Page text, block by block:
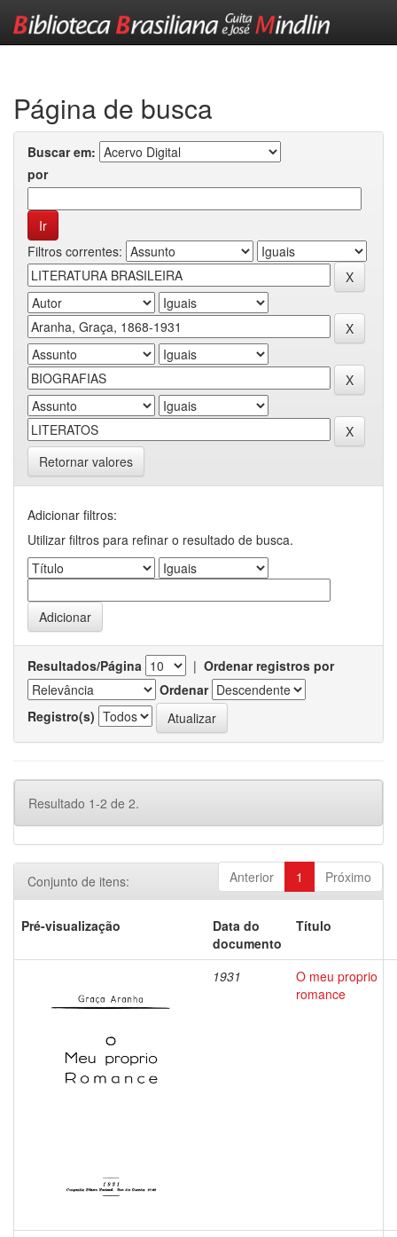
Página de busca
Buscar em:
por
Filtros correntes:
Retornar valores
Adicionar filtros:
Utilizar filtros para refinar o resultado de busca.
Resultados/Página | Ordenar registros por
Ordenar
Registro(s)
Resultado 1-2 de 2.
Anterior 1 Próximo
Conjunto de itens:
Pré-visualização
Data do
documento
Título
1931
O meu proprio
romance